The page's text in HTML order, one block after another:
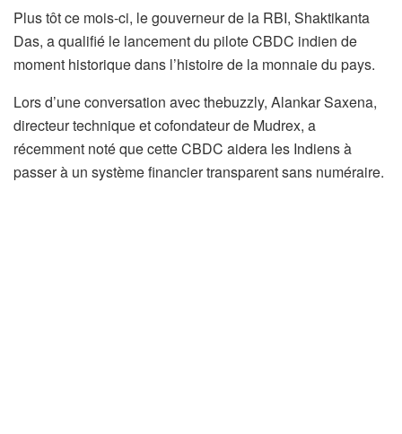
Plus tôt ce mois-ci, le gouverneur de la RBI, Shaktikanta
Das, a qualifié le lancement du pilote CBDC indien de
moment historique dans l’histoire de la monnaie du pays.
Lors d’une conversation avec thebuzzly, Alankar Saxena,
directeur technique et cofondateur de Mudrex, a
récemment noté que cette CBDC aidera les Indiens à
passer à un système financier transparent sans numéraire.